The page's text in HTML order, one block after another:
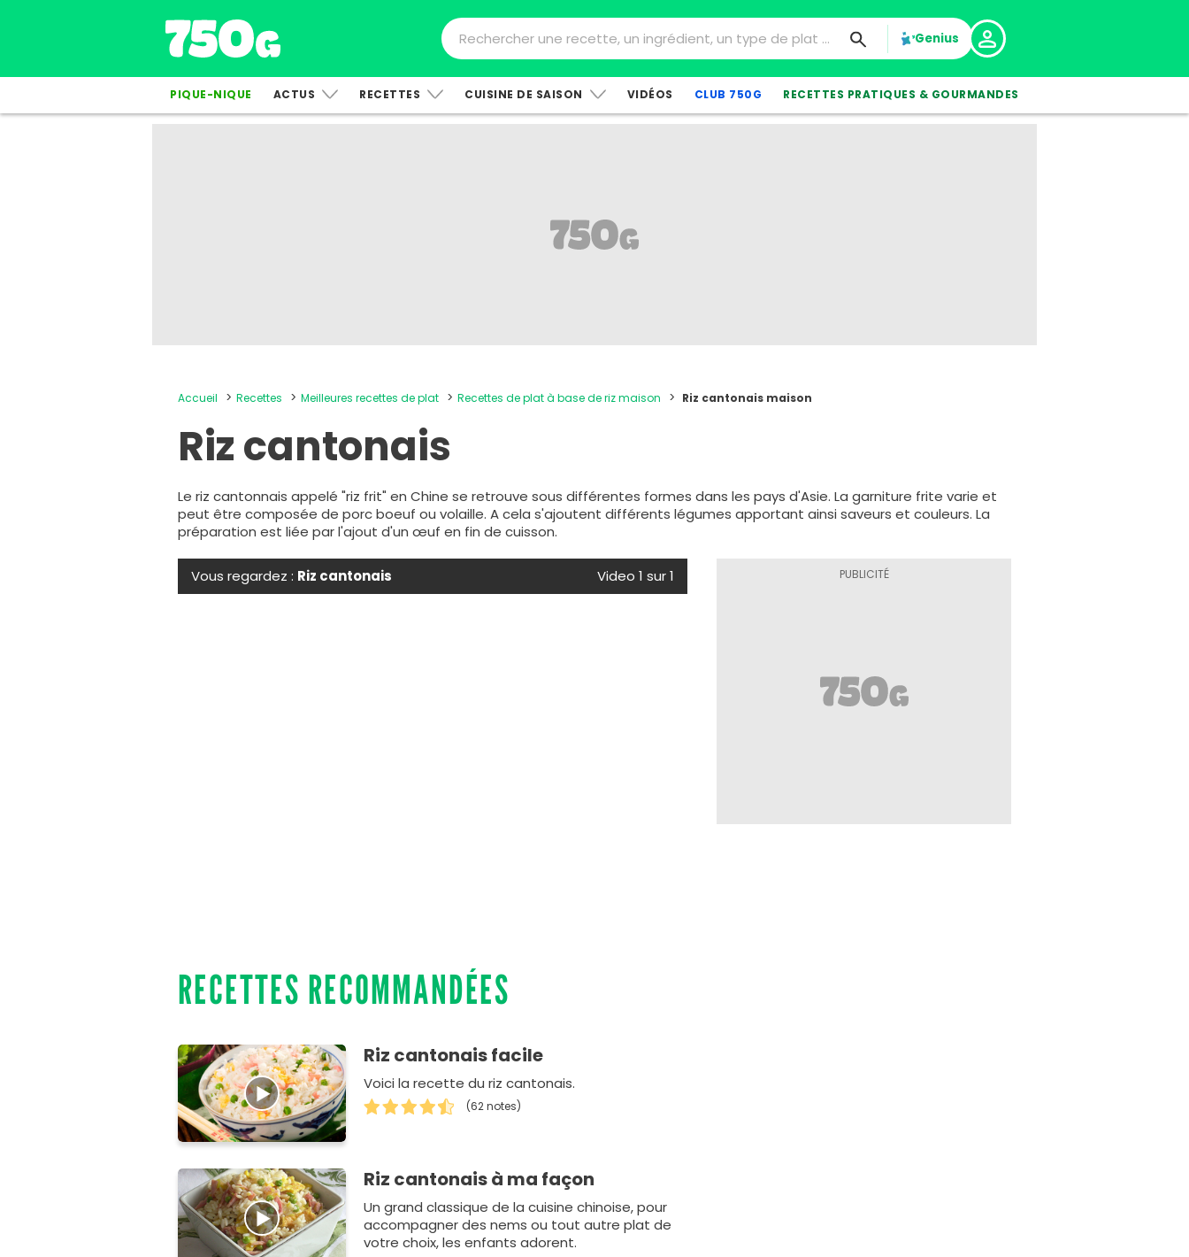
Genius
PIQUE-NIQUE ACTUS RECETTES CUISINE DE SAISON VIDÉOS CLUB 750G RECETTES PRATIQUES & GOURMANDES
Accueil Recettes Meilleures recettes de plat Recettes de plat à base de riz maison Riz cantonais maison
Riz cantonais
Le riz cantonnais appelé "riz frit" en Chine se retrouve sous différentes formes dans les pays d'Asie. La garniture frite varie et
peut être composée de porc boeuf ou volaille. A cela s'ajoutent différents légumes apportant ainsi saveurs et couleurs. La
préparation est liée par l'ajout d'un œuf en fin de cuisson.
Vous regardez : Riz cantonais Video 1 sur 1
RECETTES RECOMMANDÉES
Riz cantonais facile
Voici la recette du riz cantonais.
(62 notes)
Riz cantonais à ma façon
Un grand classique de la cuisine chinoise, pour
accompagner des nems ou tout autre plat de
votre choix, les enfants adorent.